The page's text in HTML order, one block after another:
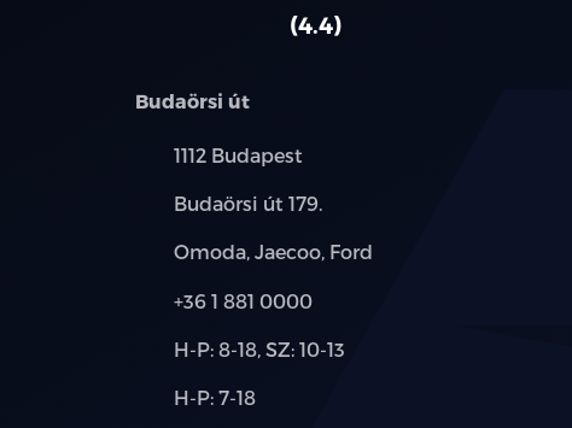
4.4
Budaörsi út
Település:
1112 Budapest
Cím:
Budaörsi út 179.
Márkák:
Omoda, Jaecoo, Ford
Telefon:
+36 1 881 0000
Új-
használt
H-P: 8-18, SZ: 10-13
Alkatrész,
H-P: 7-18